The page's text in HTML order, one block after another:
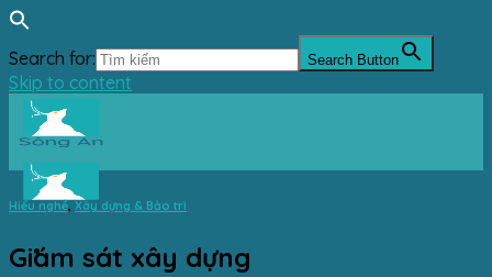
Search for: Search Button
Skip to content
Hiểu nghề, Xây dựng & Bảo trì
Giám sát xây dựng